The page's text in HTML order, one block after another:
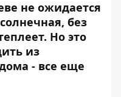
не ожидается
без
Но это
из
- все еще